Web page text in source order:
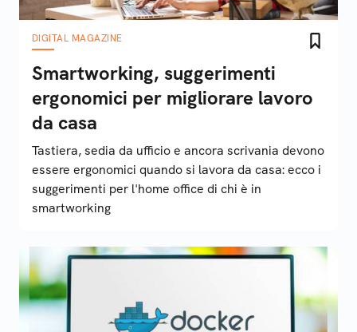
DIGITAL MAGAZINE
Smartworking, suggerimenti
ergonomici per migliorare lavoro
da casa
Tastiera, sedia da ufficio e ancora scrivania devono
essere ergonomici quando si lavora da casa: ecco i
suggerimenti per l'home office di chi è in
smartworking